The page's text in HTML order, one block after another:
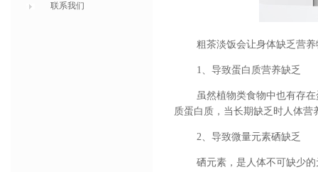
联系我们
粗茶淡饭会让身体缺乏营
1、导致蛋白质营养缺乏
虽然植物类食物中也有存
质蛋白质，当长期缺乏时人体
2、导致微量元素硒缺乏
硒元素，是人体不可缺少